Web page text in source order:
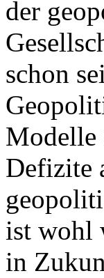
der
schon
Modelle
Defizite
ist wohl
in